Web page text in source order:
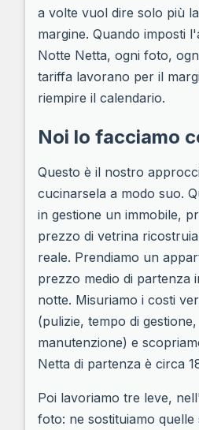
a volte vuol dire solo più
margine. Quando imposti
Notte Netta, ogni foto,
tariffa lavorano per il
riempire il calendario.
Noi lo facciamo
Questo è il nostro
cucinarsela a modo suo.
in gestione un immobile,
prezzo di vetrina
reale. Prendiamo un
prezzo medio di partenza
notte. Misuriamo i costi
(pulizie, tempo di
manutenzione) e
Netta di partenza è circa
Poi lavoriamo tre leve,
foto: ne sostituiamo